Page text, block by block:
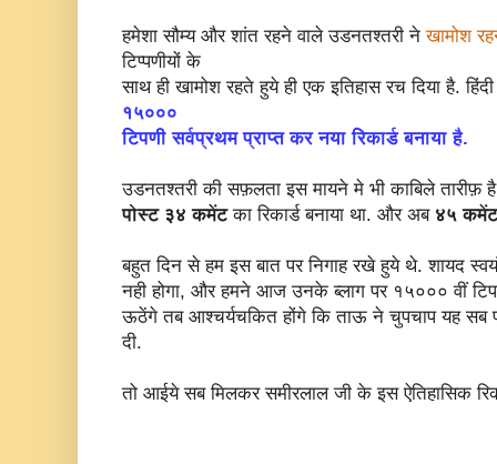
हमेशा सौम्य और शांत रहने वाले उडनतश्तरी ने खामोश
टिप्पणीयों के
साथ ही खामोश रहते हुये ही एक इतिहास रच दिया है.
१५०००
टिपणी सर्वप्रथम प्राप्त कर नया रिकार्ड बनाया है.
उडनतश्तरी की सफ़लता इस मायने मे भी काबिले तारीफ़
पोस्ट ३४ कमेंटका रिकार्ड बनाया था. और अब ४५ कमेंट
बहुत दिन से हम इस बात पर निगाह रखे हुये थे. शायद
नही होगा, और हमने आज उनके ब्लाग पर १५००० वीं
ऊठेंगे तब आश्चर्यचकित होंगे कि ताऊ ने चुपचाप यह सब
दी.
तो आईये सब मिलकर समीरलाल जी के इस ऐतिहासिक